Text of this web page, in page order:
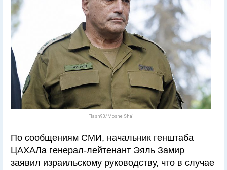
Flash90/Moshe Shai
По сообщениям СМИ, начальник генштаба
ЦАХАЛа генерал-лейтенант Эяль Замир
заявил израильскому руководству, что в случае